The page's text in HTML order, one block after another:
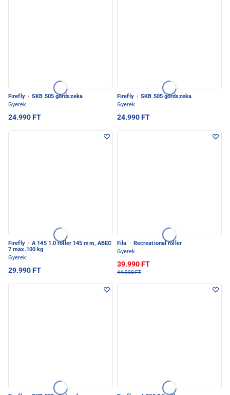
Firefly · SKB 505 gördszeka
Gyerek
24.990 FT
Firefly · SKB 505 gördszeka
Gyerek
24.990 FT
Firefly · A 145 1.0 roller 145 mm, ABEC
7 max.100 kg
Gyerek
29.990 FT
Fila · Recreational roller
Gyerek
39.990 FT
44.990 FT